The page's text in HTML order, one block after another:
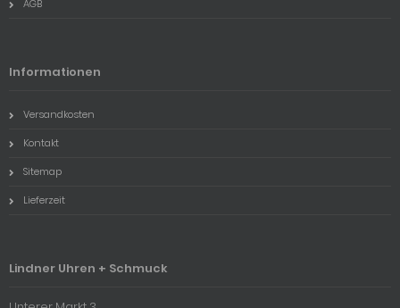
AGB
Informationen
Versandkosten
Kontakt
Sitemap
Lieferzeit
Lindner Uhren + Schmuck